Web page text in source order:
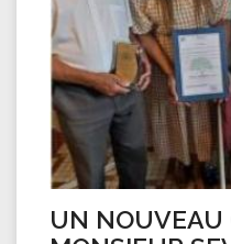
UN NOUVEAU